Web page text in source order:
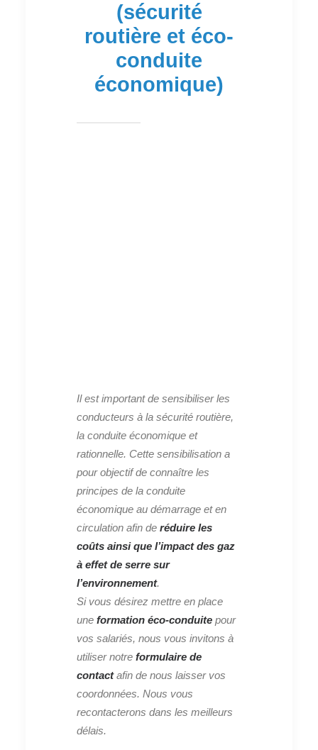
(sécurité
routière et éco-
conduite
économique)
Il est important de sensibiliser les
conducteurs à la sécurité routière,
la conduite économique et
rationnelle. Cette sensibilisation a
pour objectif de connaître les
principes de la conduite
économique au démarrage et en
circulation afin de réduire les
coûts ainsi que l’impact des gaz
à effet de serre sur
l’environnement.
Si vous désirez mettre en place
une formation éco-conduite pour
vos salariés, nous vous invitons à
utiliser notre formulaire de
contactafin de nous laisser vos
coordonnées. Nous vous
recontacterons dans les meilleurs
délais.